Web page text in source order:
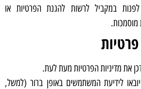
במקביל לרשות להגנת הפרטיות או
את מדיניות הפרטיות מעת לעת.
יובאו לידיעת המשתמשים באופן ברור (למשל,